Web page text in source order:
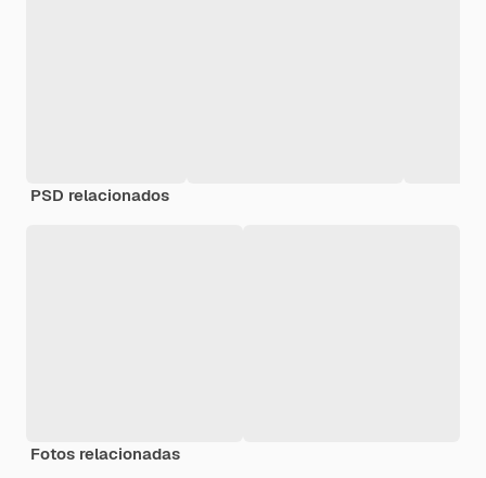
PSD relacionados
Fotos relacionadas